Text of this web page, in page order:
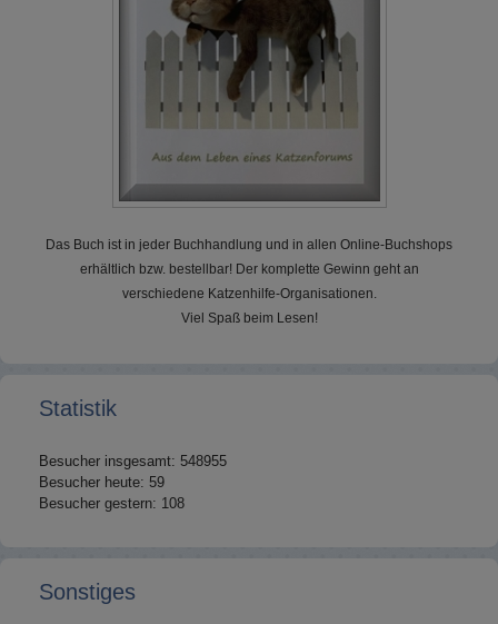
Das Buch ist in jeder Buchhandlung und in allen Online-Buchshops
erhältlich bzw. bestellbar! Der komplette Gewinn geht an
verschiedene Katzenhilfe-Organisationen.
Viel Spaß beim Lesen!
Statistik
Besucher insgesamt: 548955
Besucher heute: 59
Besucher gestern: 108
Sonstiges